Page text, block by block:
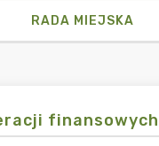
RADA MIEJSKA
finansowych